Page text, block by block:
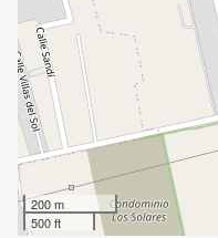
200 m
500 ft